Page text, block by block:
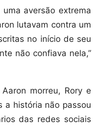
aversão extrema
lutavam contra um
no início de seu
não confiava nela,”
morreu, Rory e
a história não passou
das redes sociais